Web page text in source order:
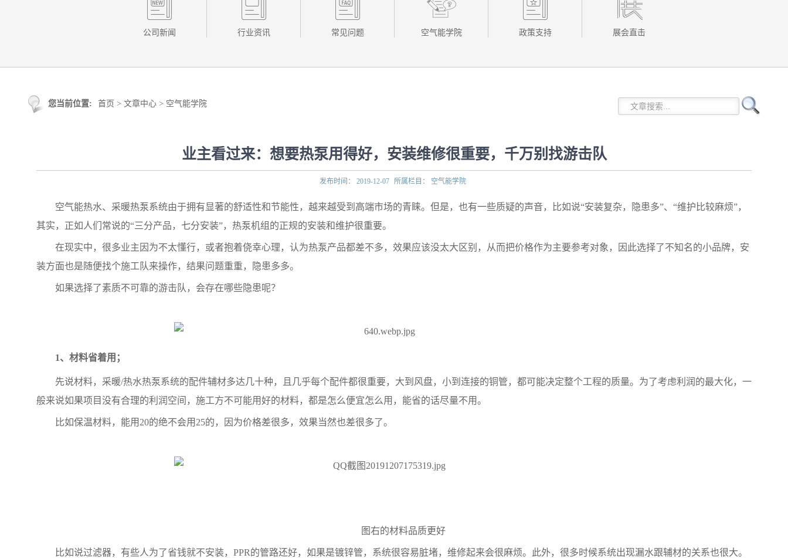
公司新闻 行业资讯 常见问题 空气能学院 政策支持 展会直击
您当前位置: 首页 > 文章中心 > 空气能学院
业主看过来：想要热泵用得好，安装维修很重要，千万别找游击队
发布时间： 2019-12-07 所属栏目： 空气能学院
空气能热水、采暖热泵 系统由于拥有显著的舒适性和节能性，越来越受到高端市场的青睐。但是，也有一些质疑的声音，比如说“安装复杂，隐患多”、“维护比较麻烦”，
其实，正如人们常说的“三分产品，七分安装”，热泵机组的正规的安装和维护很重要。
在现实中，很多业主因为不太懂行，或者抱着侥幸心理，认为热泵产品都差不多，效果应该没太大区别，从而把价格作为主要参考对象，因此选择了不知名的小品牌，安
装方面也是随便找个施工队来操作，结果问题重重，隐患多多。
如果选择了素质不可靠的游击队，会存在哪些隐患呢？
1、材料省着用；
先说材料，采暖/热水热泵系统的配件辅材多达几十种，且几乎每个配件都很重要，大到风盘，小到连接的铜管，都可能决定整个工程的质量。为了考虑利润的最大化，一
般来说如果项目没有合理的利润空间，施工方不可能用好的材料，都是怎么便宜怎么用，能省的话尽量不用。
比如保温材料，能用20的绝不会用25的，因为价格差很多，效果当然也差很多了。
图右的材料品质更好
比如说过滤器，有些人为了省钱就不安装，PPR的管路还好，如果是镀锌管，系统很容易脏堵，维修起来会很麻烦。此外，很多时候系统出现漏水跟辅材的关系也很大。